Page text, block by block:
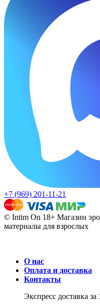
+7 (969) 201-11-21
© Intim On 18+ Магазин
материалы для взрослых
О нас
Оплата и доставка
Контакты
Экспресс доставка за